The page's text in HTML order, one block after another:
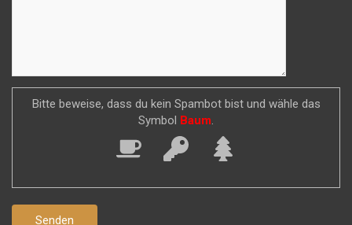
Bitte beweise, dass du kein Spambot bist und wähle das
Symbol
Baum.